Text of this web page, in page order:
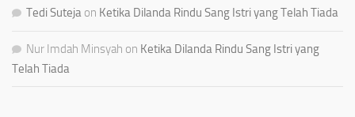
Tedi Suteja on Ketika Dilanda Rindu Sang Istri yang Telah Tiada
Nur Imdah Minsyah on Ketika Dilanda Rindu Sang Istri yang
Telah Tiada